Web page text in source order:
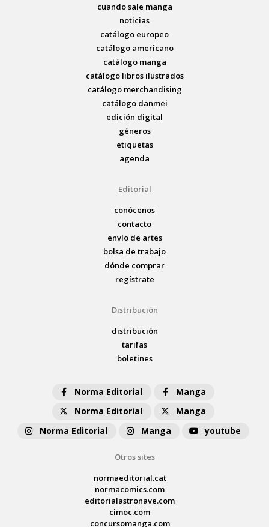
cuando sale manga
noticias
catálogo europeo
catálogo americano
catálogo manga
catálogo libros ilustrados
catálogo merchandising
catálogo danmei
edición digital
géneros
etiquetas
agenda
Editorial
conócenos
contacto
envío de artes
bolsa de trabajo
dónde comprar
regístrate
Distribución
distribución
tarifas
boletines
Norma Editorial
Manga
Norma Editorial
Manga
Norma Editorial
Manga youtube
Otros sites
normaeditorial.cat
normacomics.com
editorialastronave.com
cimoc.com
concursomanga.com